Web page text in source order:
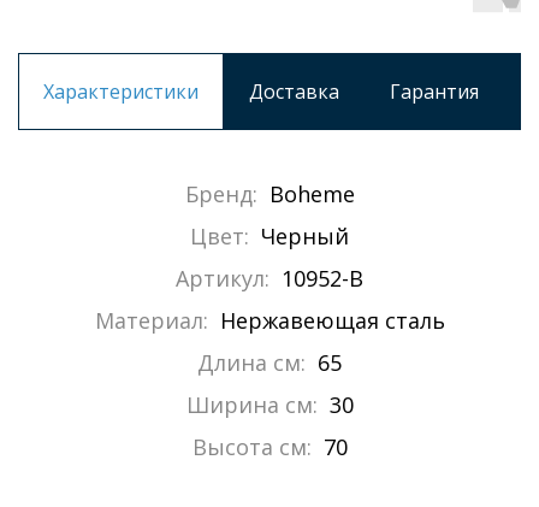
Характеристики Доставка Гарантия
Бренд: Boheme
Цвет: Черный
Артикул: 10952-B
Материал: Нержавеющая сталь
Длина см: 65
Ширина см: 30
Высота см: 70